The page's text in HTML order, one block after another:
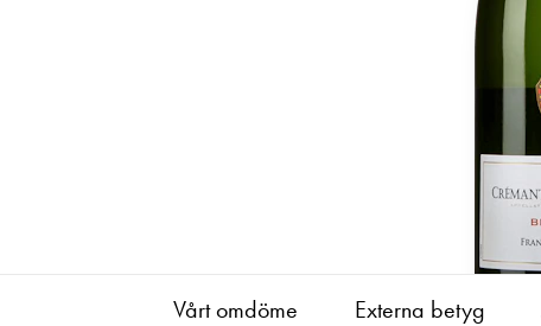
Vårt omdöme Externa betyg